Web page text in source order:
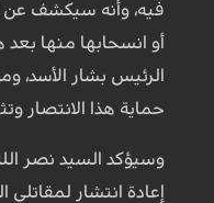
فيه، وأنه سيكشف عن
أو انسحابها منها بعد
الرئيس بشار الأسد،
حماية هذا الانتصار
وسيؤكد السيد نصر
إعادة انتشار